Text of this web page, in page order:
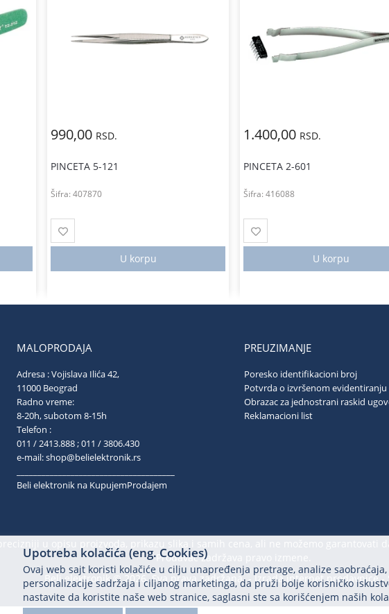
990,00 RSD.
PINCETA 5-121
Šifra:407870
U korpu
1.400,00 RSD.
PINCETA 2-601
Šifra:416088
U korpu
MALOPRODAJA
Adresa : Vojislava Ilića 42,
11000 Beograd
Radno vreme:
8-20h, subotom 8-15h
Telefon :
011 / 2413.888 ; 011 / 3806.430
e-mail:shop@belielektronik.rs
Beli elektronik na KupujemProdajem
PREUZIMANJE
Poresko identifikacioni broj
Potvrda o izvršenom evidentiranju
Obrazac za jednostrani raskid
Reklamacioni list
Prodavac zadržava pravo izmene.
Beli elektronik © 2026. Sva prava zadržana. -Izrada internet prodavnice-
Upotreba kolačića (eng. Cookies)
Ovaj web sajt koristi kolačiće u cilju unapređenja pretrage, analize saobraćaja,
personalizacije sadržaja i ciljanog marketinga, da pruži bolje korisničko
nastavite da koristite naše web stranice, saglasni ste sa korišćenjem naših